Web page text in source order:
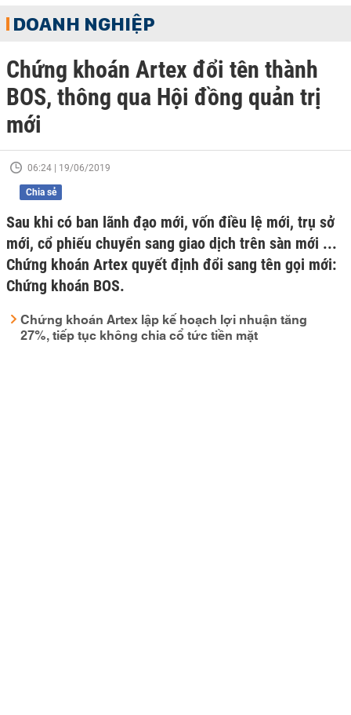
DOANH NGHIỆP
Chứng khoán Artex đổi tên thành
BOS, thông qua Hội đồng quản trị
mới
06:24 | 19/06/2019
Chia sẻ
Sau khi có ban lãnh đạo mới, vốn điều lệ mới, trụ sở
mới, cổ phiếu chuyển sang giao dịch trên sàn mới ...
Chứng khoán Artex quyết định đổi sang tên gọi mới:
Chứng khoán BOS.
Chứng khoán Artex lập kế hoạch lợi nhuận tăng
27%, tiếp tục không chia cổ tức tiền mặt